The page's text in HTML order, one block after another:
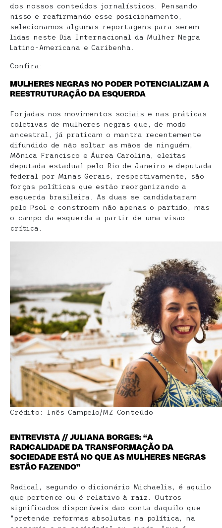
dos nossos conteúdos jornalísticos. Pensando
nisso e reafirmando esse posicionamento,
selecionamos algumas reportagens para serem
lidas neste Dia Internacional da Mulher Negra
Latino-Americana e Caribenha.
Confira:
MULHERES NEGRAS NO PODER POTENCIALIZAM A
REESTRUTURAÇÃO DA ESQUERDA
Forjadas nos movimentos sociais e nas práticas
coletivas de mulheres negras que, de modo
ancestral, já praticam o mantra recentemente
difundido de não soltar as mãos de ninguém,
Mônica Francisco e Áurea Carolina, eleitas
deputada estadual pelo Rio de Janeiro e deputada
federal por Minas Gerais, respectivamente, são
forças políticas que estão reorganizando a
esquerda brasileira. As duas se candidataram
pelo Psol e constroem não apenas o partido, mas
o campo da esquerda a partir de uma visão
crítica.
Crédito: Inês Campelo/MZ Conteúdo
ENTREVISTA // JULIANA BORGES: “A
RADICALIDADE DA TRANSFORMAÇÃO DA
SOCIEDADE ESTÁ NO QUE AS MULHERES NEGRAS
ESTÃO FAZENDO”
Radical, segundo o dicionário Michaelis, é aquilo
que pertence ou é relativo à raiz. Outros
significados disponíveis dão conta daquilo que
“pretende reformas absolutas na política, na